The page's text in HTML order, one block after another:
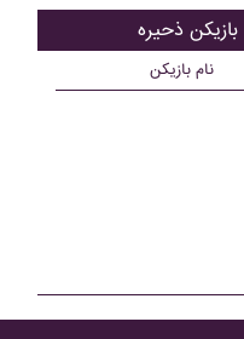
نام بازیکن